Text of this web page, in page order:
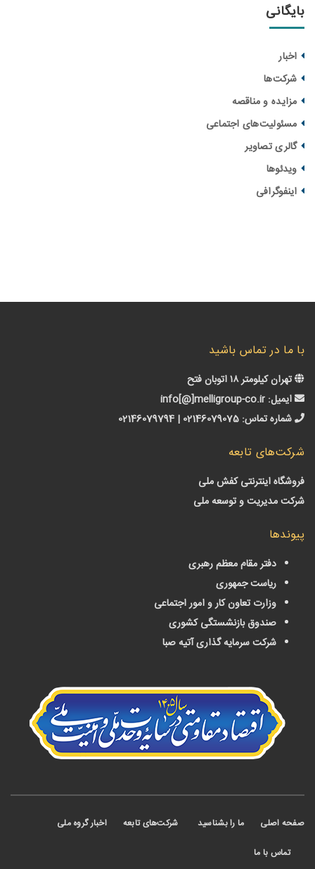
و مناقصه‌
اجتماعی
تصاویر
در تماس باشید
کیلومتر ۱۸ اتوبان فتح
info[@]melligroup-co.ir
تماس:02146079075 | 02146079794
تابعه
اینترنتی کفش ملی
مدیریت و توسعه ملی
دفتر مقام معظم رهبری
ریاست جمهوری
وزارت تعاون کار و امور اجتماعی
صندوق بازنشستگی کشوری
شرکت سرمایه گذاری آتیه صبا
اصلی ما را بشناسید شرکت‌های تابعه اخبار گروه ملی
با ما